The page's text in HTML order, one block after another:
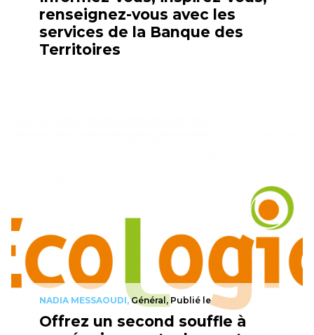
renseignez-vous avec les
services de la Banque des
Territoires
NADIA MESSAOUDI,Général, Publié le
Offrez un second souffle à